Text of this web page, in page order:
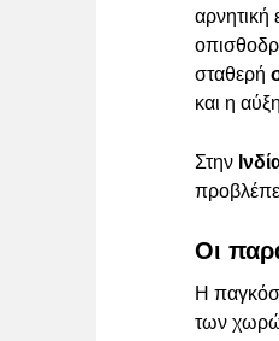
αρνητική
σταθερή
και η
Στην
Οι
Η
των